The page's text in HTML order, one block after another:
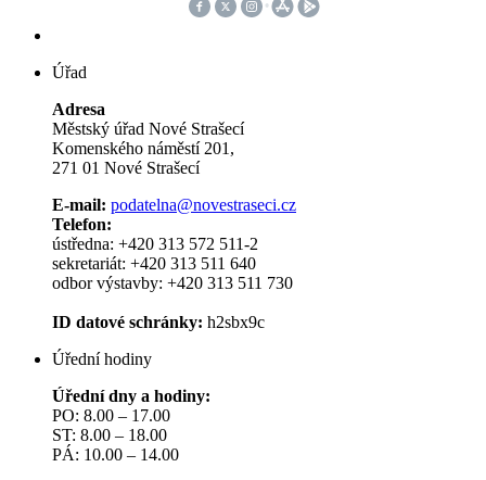
Úřad
Adresa
Městský úřad Nové Strašecí
Komenského náměstí 201,
271 01 Nové Strašecí
E-mail: podatelna@novestraseci.cz
Telefon:
ústředna: +420 313 572 511-2
sekretariát: +420 313 511 640
odbor výstavby: +420 313 511 730
ID datové schránky: h2sbx9c
Úřední hodiny
Úřední dny a hodiny:
PO: 8.00 – 17.00
ST: 8.00 – 18.00
PÁ: 10.00 – 14.00